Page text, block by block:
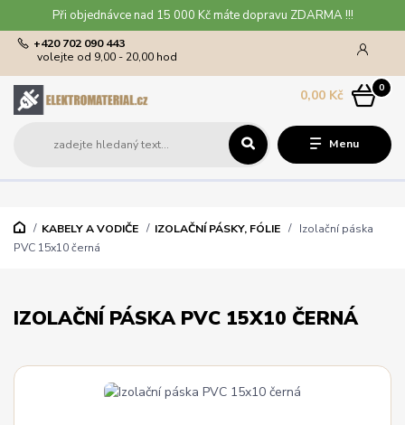
Při objednávce nad 15 000 Kč máte dopravu ZDARMA !!!
Menu
+420 702 090 443
volejte od 9,00 - 20,00 hod
0
0,00 Kč
KABELY A VODIČE IZOLAČNÍ PÁSKY, FÓLIE
Izolační páska
PVC 15x10 černá
IZOLAČNÍ PÁSKA PVC 15X10 ČERNÁ